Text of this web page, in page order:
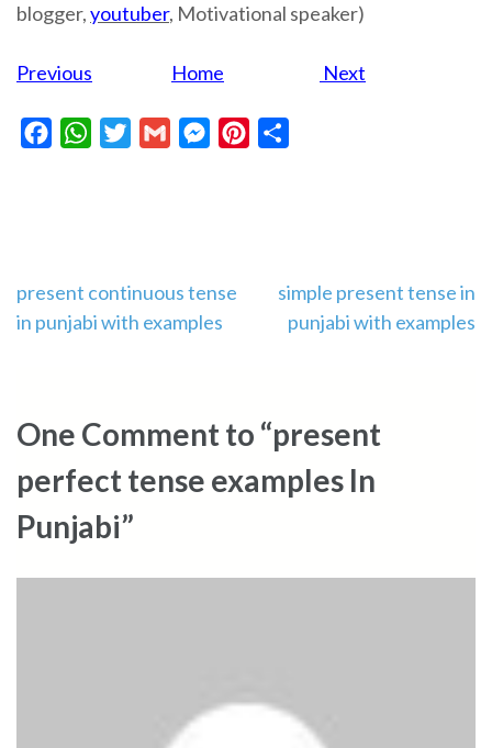
blogger,youtuber, Motivational speaker)
Previous Home Next
FacebookWhatsAppTwitterGmail MessengerPinterest
Post
navigation
present continuous tense
in punjabi with examples
simple present tense in
punjabi with examples
One Comment to “present
perfect tense examples In
Punjabi”